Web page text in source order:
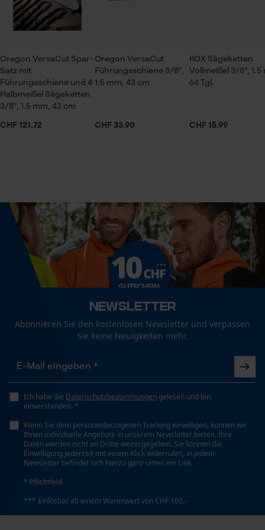
Lieferumfang
1 x Sägekette
Größe & Maße
Ergebender Brustwinkel
60 deg
Schienenlänge
Eigenschaft
Modern, Scharf, Lange Lebensdauer
Einstanzung Treibglied
Oregon VersaCut Spar-
Satz mit
Führungsschiene und 4
Halbmeißel Sägeketten
3/8", 1.5 mm, 43 cm
CHF 121.72
Oregon VersaCut
Führungsschiene 3/8",
1.5 mm, 43 cm
CHF 33.90
KOX Sägeketten
Vollmeißel 3/8", 1.5
64 Tgl.
CHF 15.99
Newsletter
Abonnieren Sie den kostenlosen Newsletter und verpassen
Sie keine Neuigkeiten mehr.
Ich habe die Datenschutzbestimmungen gelesen und bin
einverstanden. *
Wenn Sie dem personenbezogenen Tracking einwilligen, können wir
Ihnen individuelle Angebote in unserem Newsletter bieten. Ihre
Daten werden nicht an Dritte weitergegeben. Sie können die
Einwilligung jederzeit mit einem Klick widerrufen, in jedem
Newsletter befindet sich hierzu ganz unten ein Link.
* Pflichtfeld
*** Einlösbar ab einem Warenwert von CHF 100,-
Datenverarbeitung
Econda Tag Manager
Statistik Cookies
Mouseflow Web Analytics Tool
Fact-Finder Tracking
Funktionale Cookies
Loop54 Personalization
YouTube-Videos
Google Maps
Kontaktaufnahme per Chat
Marketing Cookies